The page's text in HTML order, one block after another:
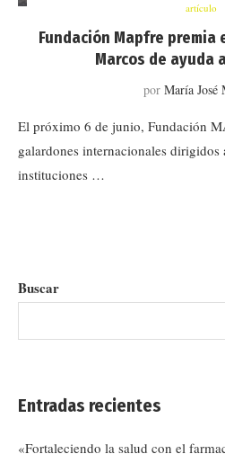
artículo
Fundación Mapfre premia
Marcos de ayuda
por María José
El próximo 6 de junio, Fundación
galardones internacionales
instituciones …
Buscar
Entradas recientes
«Fortaleciendo la salud con el